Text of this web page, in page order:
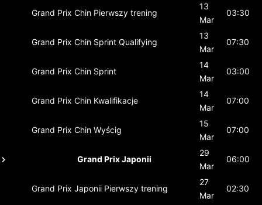
Grand Prix Chin Pierwszy trening
13
Mar
03:30
Grand Prix Chin Sprint Qualifying
13
Mar
07:30
Grand Prix Chin Sprint
14
Mar
03:00
Grand Prix Chin Kwalifikacje
14
Mar
07:00
Grand Prix Chin Wyścig
15
Mar
07:00
Grand Prix Japonii
29
Mar
06:00
Grand Prix Japonii Pierwszy trening
27
Mar
02:30